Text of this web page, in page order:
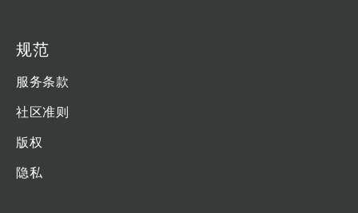
规范
服务条款
社区准则
版权
隐私